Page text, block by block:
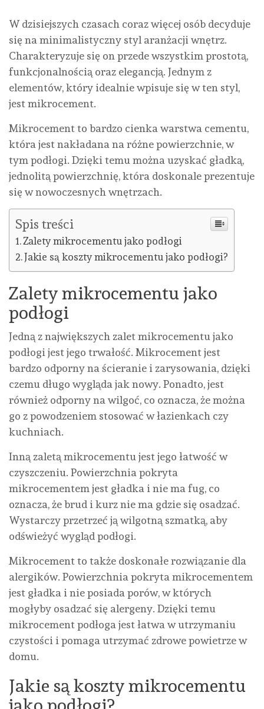
W dzisiejszych czasach coraz więcej osób decyduje
się na minimalistyczny styl aranżacji wnętrz.
Charakteryzuje się on przede wszystkim prostotą,
funkcjonalnością oraz elegancją. Jednym z
elementów, który idealnie wpisuje się w ten styl,
jest mikrocement.
Mikrocement to bardzo cienka warstwa cementu,
która jest nakładana na różne powierzchnie, w
tym podłogi. Dzięki temu można uzyskać gładką,
jednolitą powierzchnię, która doskonale prezentuje
się w nowoczesnych wnętrzach.
Spis treści
Zalety mikrocementu jako podłogi
Jakie są koszty mikrocementu jako podłogi?
Zalety mikrocementu jako
podłogi
Jedną z największych zalet mikrocementu jako
podłogi jest jego trwałość. Mikrocement jest
bardzo odporny na ścieranie i zarysowania, dzięki
czemu długo wygląda jak nowy. Ponadto, jest
również odporny na wilgoć, co oznacza, że można
go z powodzeniem stosować w łazienkach czy
kuchniach.
Inną zaletą mikrocementu jest jego łatwość w
czyszczeniu. Powierzchnia pokryta
mikrocementem jest gładka i nie ma fug, co
oznacza, że brud i kurz nie ma gdzie się osadzać.
Wystarczy przetrzeć ją wilgotną szmatką, aby
odświeżyć wygląd podłogi.
Mikrocement to także doskonałe rozwiązanie dla
alergików. Powierzchnia pokryta mikrocementem
jest gładka i nie posiada porów, w których
mogłyby osadzać się alergeny. Dzięki temu
mikrocement podłoga jest łatwa w utrzymaniu
czystości i pomaga utrzymać zdrowe powietrze w
domu.
Jakie są koszty mikrocementu